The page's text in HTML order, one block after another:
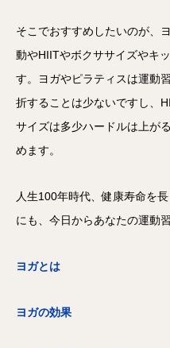
そこでおすすめしたいのが、
動やHIITやボクササイズやキ
す。ヨガやピラティスは運動
折することは少ないですし、
サイズは多少ハードルは上が
めます。
人生100年時代、健康寿命を
にも、今日からあなたの運動
ヨガとは
ヨガの効果